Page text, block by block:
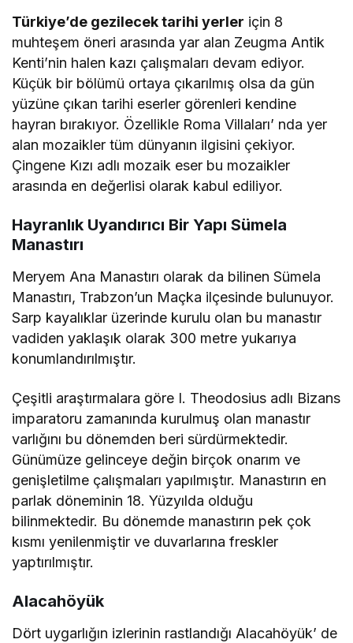
Türkiye’de gezilecek tarihi yerler için 8
muhteşem öneri arasında yar alan Zeugma Antik
Kenti’nin halen kazı çalışmaları devam ediyor.
Küçük bir bölümü ortaya çıkarılmış olsa da gün
yüzüne çıkan tarihi eserler görenleri kendine
hayran bırakıyor. Özellikle Roma Villaları’ nda yer
alan mozaikler tüm dünyanın ilgisini çekiyor.
Çingene Kızı adlı mozaik eser bu mozaikler
arasında en değerlisi olarak kabul ediliyor.
Hayranlık Uyandırıcı Bir Yapı Sümela
Manastırı
Meryem Ana Manastırı olarak da bilinen Sümela
Manastırı, Trabzon’un Maçka ilçesinde bulunuyor.
Sarp kayalıklar üzerinde kurulu olan bu manastır
vadiden yaklaşık olarak 300 metre yukarıya
konumlandırılmıştır.
Çeşitli araştırmalara göre I. Theodosius adlı Bizans
imparatoru zamanında kurulmuş olan manastır
varlığını bu dönemden beri sürdürmektedir.
Günümüze gelinceye değin birçok onarım ve
genişletilme çalışmaları yapılmıştır. Manastırın en
parlak döneminin 18. Yüzyılda olduğu
bilinmektedir. Bu dönemde manastırın pek çok
kısmı yenilenmiştir ve duvarlarına freskler
yaptırılmıştır.
Alacahöyük
Dört uygarlığın izlerinin rastlandığı Alacahöyük’ de